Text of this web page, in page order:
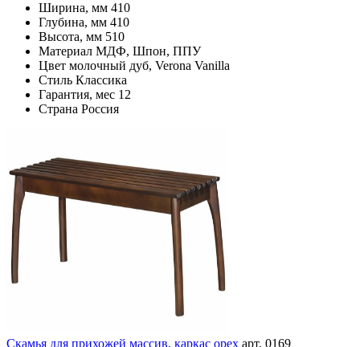
Ширина, мм 410
Глубина, мм 410
Высота, мм 510
Материал МДФ, Шпон, ППУ
Цвет молочный дуб, Verona Vanilla
Стиль Классика
Гарантия, мес 12
Страна Россия
Скамья для прихожей массив, каркас орех арт. 0169